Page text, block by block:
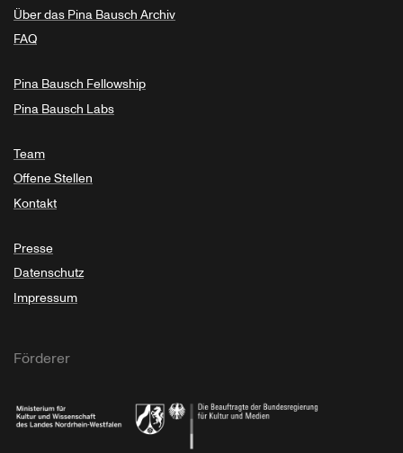
Über das Pina Bausch Archiv
FAQ
Pina Bausch Fellowship
Pina Bausch Labs
Team
Offene Stellen
Kontakt
Presse
Datenschutz
Impressum
Förderer